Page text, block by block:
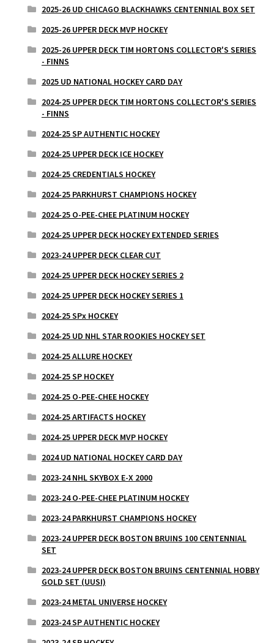
2025-26 UD CHICAGO BLACKHAWKS CENTENNIAL BOX SET
2025-26 UPPER DECK MVP HOCKEY
2025-26 UPPER DECK TIM HORTONS COLLECTOR'S SERIES
- FINNS
2025 UD NATIONAL HOCKEY CARD DAY
2024-25 UPPER DECK TIM HORTONS COLLECTOR'S SERIES
- FINNS
2024-25 SP AUTHENTIC HOCKEY
2024-25 UPPER DECK ICE HOCKEY
2024-25 CREDENTIALS HOCKEY
2024-25 PARKHURST CHAMPIONS HOCKEY
2024-25 O-PEE-CHEE PLATINUM HOCKEY
2024-25 UPPER DECK HOCKEY EXTENDED SERIES
2023-24 UPPER DECK CLEAR CUT
2024-25 UPPER DECK HOCKEY SERIES 2
2024-25 UPPER DECK HOCKEY SERIES 1
2024-25 SPx HOCKEY
2024-25 UD NHL STAR ROOKIES HOCKEY SET
2024-25 ALLURE HOCKEY
2024-25 SP HOCKEY
2024-25 O-PEE-CHEE HOCKEY
2024-25 ARTIFACTS HOCKEY
2024-25 UPPER DECK MVP HOCKEY
2024 UD NATIONAL HOCKEY CARD DAY
2023-24 NHL SKYBOX E-X 2000
2023-24 O-PEE-CHEE PLATINUM HOCKEY
2023-24 PARKHURST CHAMPIONS HOCKEY
2023-24 UPPER DECK BOSTON BRUINS 100 CENTENNIAL
SET
2023-24 UPPER DECK BOSTON BRUINS CENTENNIAL HOBBY
GOLD SET (UUSI)
2023-24 METAL UNIVERSE HOCKEY
2023-24 SP AUTHENTIC HOCKEY